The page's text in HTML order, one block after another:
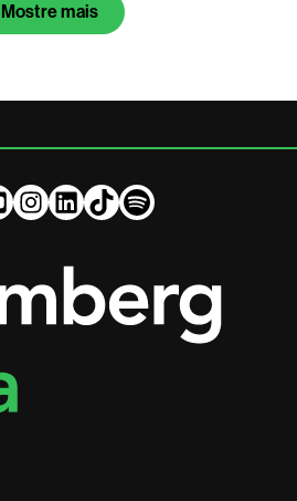
Mostre mais